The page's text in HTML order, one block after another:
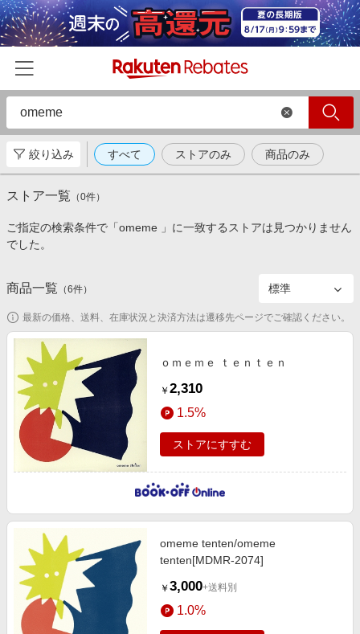
ホーム
カテゴリー一覧
百貨店・総合ECモール
食品・スイーツ・お酒
コスメ・健康・医薬品
キッズ・ベビー用品
家電・PC・スマホ・カメラ
エンタメ
スポーツ・アウトドア・ゴルフ
旅行・レジャー・ホテル予約
生活・お役立ち
金融・マネー・保険
デジタルコンテンツ
ビジネス・その他サービス
イベント一覧
初回購入者限定特典
対象ストア新規限定特典
新着ストアのご紹介
電子書籍特集
楽天ペイ導入ストア
楽天サービス特集
旅行特集
わくわく夏特集
Apple公式サイト×楽天カード分割払い
Qoo10メガポ
Samsung ボーナスキャンペーン
週末の高還元 夏の長期版
楽天IDでログイン/会員登録
絞り込み すべて ストアのみ 商品のみ
ストア一覧 （0件）
ご指定の検索条件で「omeme 」に一致するストアは見つかりません
でした。
商品一覧 （6件）
最新の価格、送料、在庫状況と決済方法は遷移先ページでご確認ください。
ｏｍｅｍｅ ｔｅｎｔｅｎ
￥ 2,310
1.5%
ストアにすすむ
omeme tenten/omeme
tenten[MDMR-2074]
￥ 3,000+送料別
1.0%